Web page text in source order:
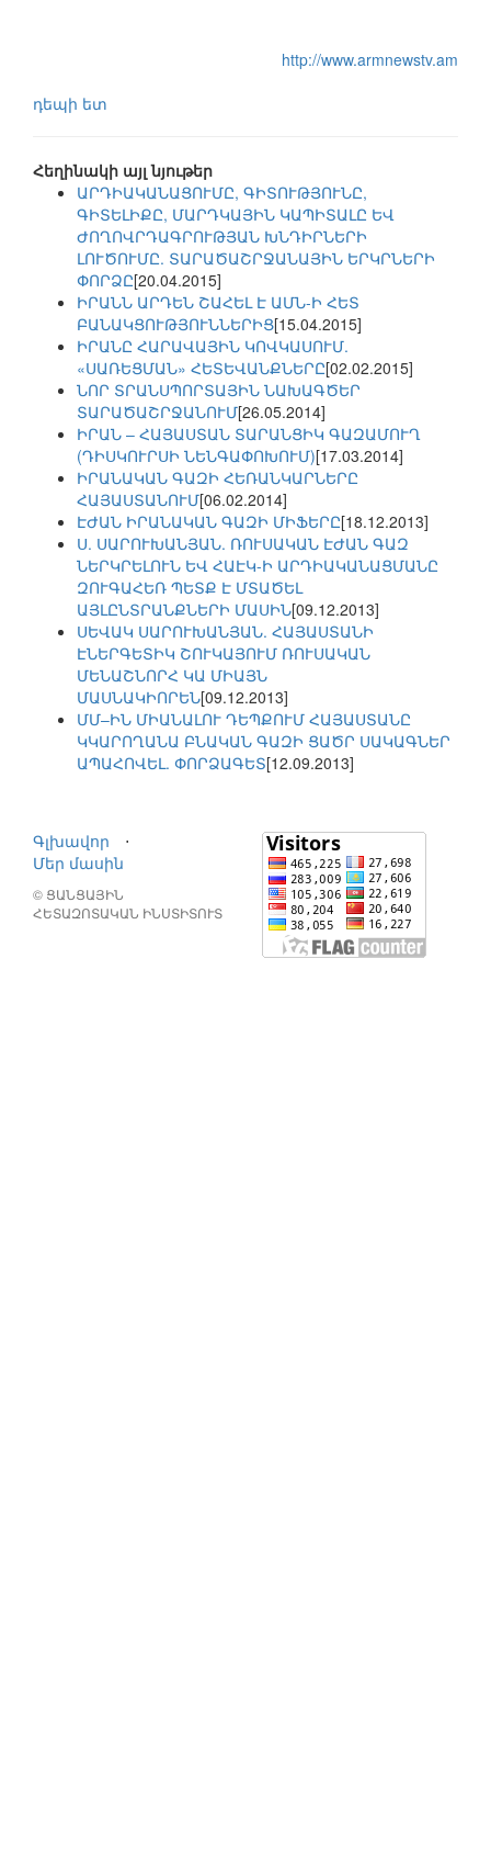
http://www.armnewstv.am
դեպի ետ
Հեղինակի այլ նյութեր
ԱՐԴԻԱԿԱՆԱՑՈՒՄԸ, ԳԻՏՈՒԹՅՈՒՆԸ,
ԳԻՏԵԼԻՔԸ, ՄԱՐԴԿԱՅԻՆ ԿԱՊԻՏԱԼԸ ԵՎ
ԺՈՂՈՎՐԴԱԳՐՈՒԹՅԱՆ ԽՆԴԻՐՆԵՐԻ
ԼՈՒԾՈՒՄԸ. ՏԱՐԱԾԱՇՐՋԱՆԱՅԻՆ ԵՐԿՐՆԵՐԻ
ՓՈՐՁԸ[20.04.2015]
ԻՐԱՆՆ ԱՐԴԵՆ ՇԱՀԵԼ Է ԱՄՆ-Ի ՀԵՏ
ԲԱՆԱԿՑՈՒԹՅՈՒՆՆԵՐԻՑ[15.04.2015]
ԻՐԱՆԸ ՀԱՐԱՎԱՅԻՆ ԿՈՎԿԱՍՈՒՄ.
«ՍԱՌԵՑՄԱՆ» ՀԵՏԵՎԱՆՔՆԵՐԸ[02.02.2015]
ՆՈՐ ՏՐԱՆՍՊՈՐՏԱՅԻՆ ՆԱԽԱԳԾԵՐ
ՏԱՐԱԾԱՇՐՋԱՆՈՒՄ[26.05.2014]
ԻՐԱՆ – ՀԱՅԱՍՏԱՆ ՏԱՐԱՆՑԻԿ ԳԱԶԱՄՈՒՂ
(ԴԻՍԿՈՒՐՍԻ ՆԵՆԳԱՓՈԽՈՒՄ)[17.03.2014]
ԻՐԱՆԱԿԱՆ ԳԱԶԻ ՀԵՌԱՆԿԱՐՆԵՐԸ
ՀԱՅԱՍՏԱՆՈՒՄ[06.02.2014]
ԷԺԱՆ ԻՐԱՆԱԿԱՆ ԳԱԶԻ ՄԻՖԵՐԸ[18.12.2013]
Ս. ՍԱՐՈՒԽԱՆՅԱՆ. ՌՈՒՍԱԿԱՆ ԷԺԱՆ ԳԱԶ
ՆԵՐԿՐԵԼՈՒՆ ԵՎ ՀԱԷԿ-Ի ԱՐԴԻԱԿԱՆԱՑՄԱՆԸ
ԶՈՒԳԱՀԵՌ ՊԵՏՔ Է ՄՏԱԾԵԼ
ԱՅԼԸՆՏՐԱՆՔՆԵՐԻ ՄԱՍԻՆ[09.12.2013]
ՍԵՎԱԿ ՍԱՐՈՒԽԱՆՅԱՆ. ՀԱՅԱՍՏԱՆԻ
ԷՆԵՐԳԵՏԻԿ ՇՈՒԿԱՅՈՒՄ ՌՈՒՍԱԿԱՆ
ՄԵՆԱՇՆՈՐՀ ԿԱ ՄԻԱՅՆ
ՄԱՍՆԱԿԻՈՐԵՆ[09.12.2013]
ՄՄ–ԻՆ ՄԻԱՆԱԼՈՒ ԴԵՊՔՈՒՄ ՀԱՅԱՍՏԱՆԸ
ԿԿԱՐՈՂԱՆԱ ԲՆԱԿԱՆ ԳԱԶԻ ՑԱԾՐ ՍԱԿԱԳՆԵՐ
ԱՊԱՀՈՎԵԼ. ՓՈՐՁԱԳԵՏ[12.09.2013]
Գլխավոր
⋅
Մեր մասին
© ՑԱՆՑԱՅԻՆ
ՀԵՏԱԶՈՏԱԿԱՆ ԻՆՍՏԻՏՈՒՏ